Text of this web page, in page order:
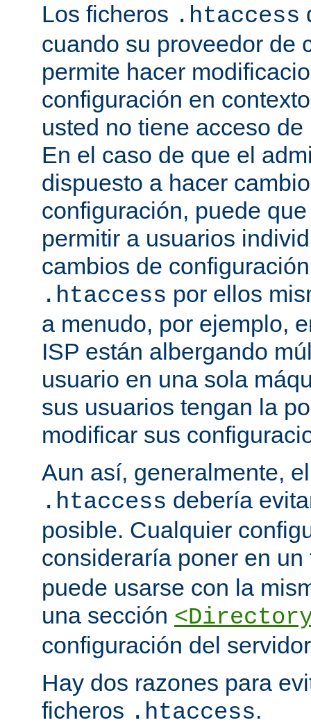
Los ficheros .htaccess
cuando su proveedor de
permite hacer
configuración en
usted no tiene acceso
En el caso de que el
dispuesto a hacer
configuración, puede
permitir a usuarios
cambios de
.htaccess por ellos
a menudo, por ejemplo,
ISP están albergando
usuario en una sola
sus usuarios tengan la
modificar sus
Aun así, generalmente,
.htaccess debería
posible. Cualquier
consideraría poner en
puede usarse con la
una sección
configuración del
Hay dos razones para
ficheros .htaccess.